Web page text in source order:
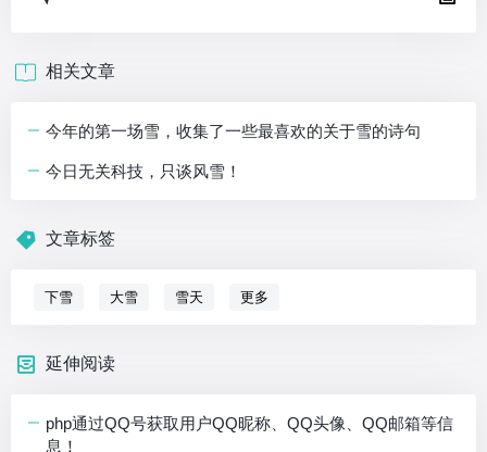
相关文章
今年的第一场雪，收集了一些最喜欢的关于雪的诗句
今日无关科技，只谈风雪！
文章标签
下雪 大雪 雪天 更多
延伸阅读
php通过QQ号获取用户QQ昵称、QQ头像、QQ邮箱等信
息！